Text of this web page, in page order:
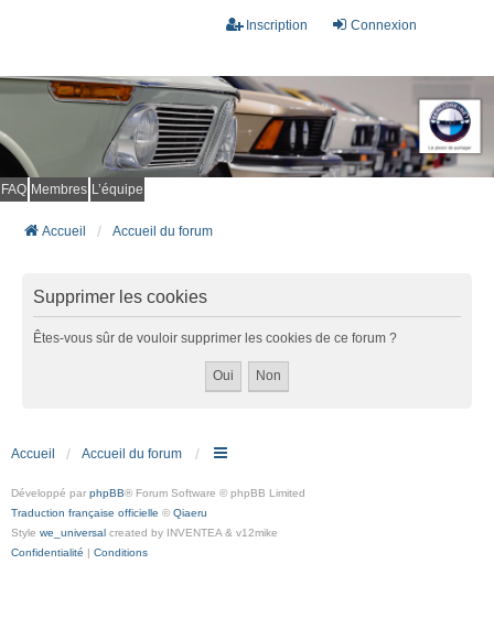
Connexion
Inscription
FAQ Membres L’équipe
Accueil Accueil du forum
Supprimer les cookies
Êtes-vous sûr de vouloir supprimer les cookies de ce forum ?
Accueil Accueil du forum
Développé par phpBB® Forum Software © phpBB Limited
Traduction française officielle © Qiaeru
Style we_universal created by INVENTEA & v12mike
Confidentialité | Conditions